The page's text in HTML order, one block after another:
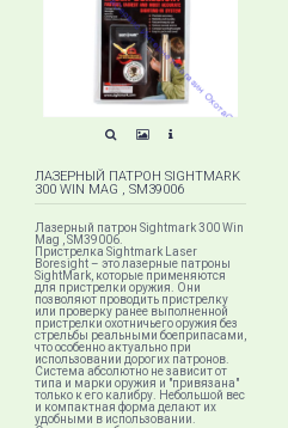
ЛАЗЕРНЫЙ ПАТРОН SIGHTMARK
300 WIN MAG , SM39006
Лазерный патрон Sightmark 300 Win
Mag , SM39006.
Пристрелка Sightmark Laser
Boresight – это лазерные патроны
SightMark, которые применяются
для пристрелки оружия. Они
позволяют проводить пристрелку
или проверку ранее выполненной
пристрелки охотничьего оружия без
стрельбы реальными боеприпасами,
что особенно актуально при
использовании дорогих патронов.
Система абсолютно не зависит от
типа и марки оружия и "привязана"
только к его калибру. Небольшой вес
и компактная форма делают их
удобными в использовании.